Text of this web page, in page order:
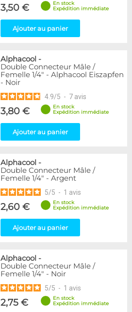
3,50 €
En stock
Expédition immédiate
Ajouter au panier
Alphacool -
Double Connecteur Mâle /
Femelle 1/4" - Alphacool Eiszapfen
- Noir
4.9/5 - 7 avis
3,80 €
En stock
Expédition immédiate
Ajouter au panier
Alphacool -
Double Connecteur Mâle /
Femelle 1/4" - Argent
5/5 - 1 avis
2,60 €
En stock
Expédition immédiate
Ajouter au panier
Alphacool -
Double Connecteur Mâle /
Femelle 1/4" - Noir
5/5 - 1 avis
2,75 €
En stock
Expédition immédiate